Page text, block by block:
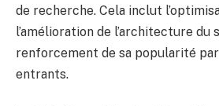
de recherche. Cela inclut
l’amélioration de l’architecture du
renforcement de sa popularité
entrants.